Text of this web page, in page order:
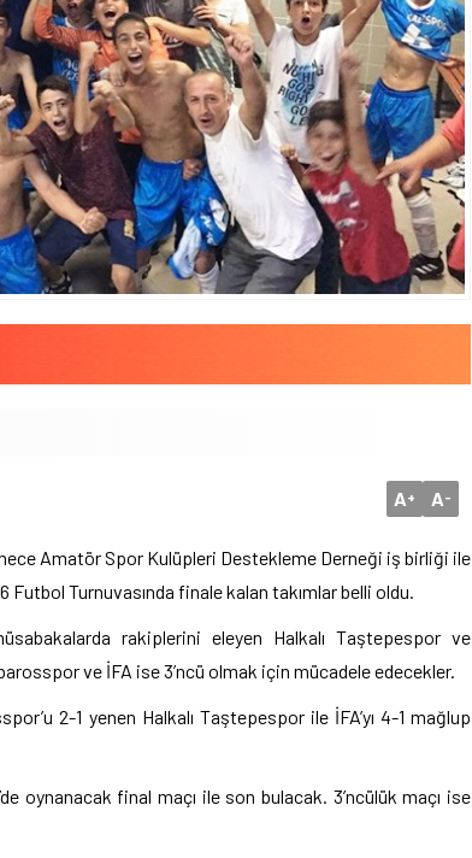
A+ A-
Amatör Spor Kulüpleri Destekleme Derneği iş birliği ile
Turnuvasında finale kalan takımlar belli oldu.
rakiplerini eleyen Halkalı Taştepespor ve
ve İFA ise 3’ncü olmak için mücadele edecekler.
2-1 yenen Halkalı Taştepespor ile İFA’yı 4-1 mağlup
oynanacak final maçı ile son bulacak. 3’ncülük maçı ise